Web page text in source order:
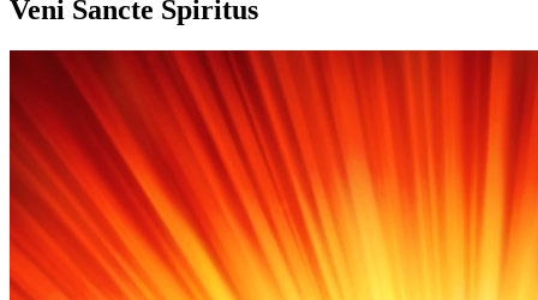
Veni Sancte Spiritus